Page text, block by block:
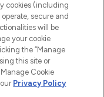
cookies (including
secure and
will be
your cookie
the “Manage
this site or
Cookie
Privacy Policy